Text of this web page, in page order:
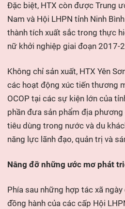
Đặc biệt, HTX còn được Trung
Nam và Hội LHPN tỉnh Ninh
thành tích xuất sắc trong thực
nữ khởi nghiệp giai đoạn 2017-
Không chỉ sản xuất, HTX Yên
các hoạt động xúc tiến thương
OCOP tại các sự kiện lớn của
phần đưa sản phẩm địa
tiêu dùng trong nước và du
năng lực lãnh đạo, quản trị và
Nâng đỡ những ước mơ phát
Phía sau những hợp tác xã
đồng hành của các cấp Hội